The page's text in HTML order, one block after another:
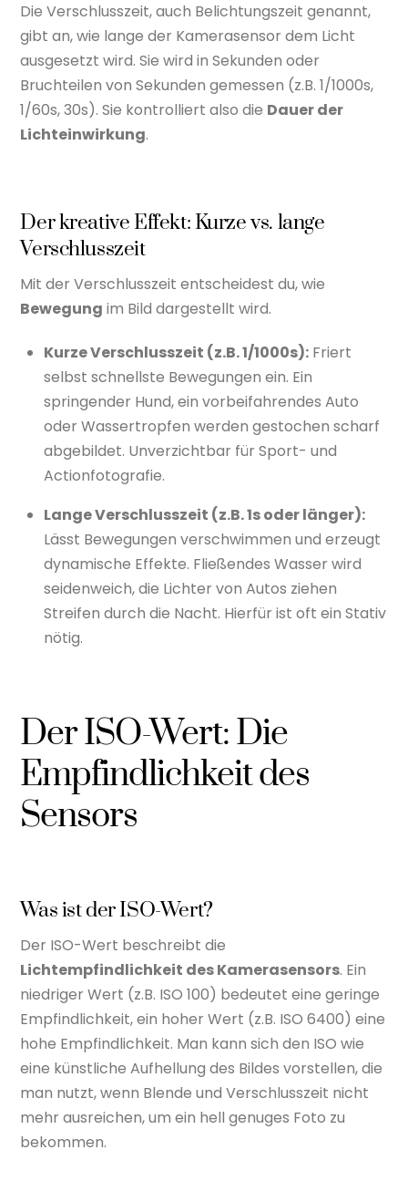
Die Verschlusszeit, auch Belichtungszeit genannt,
gibt an, wie lange der Kamerasensor dem Licht
ausgesetzt wird. Sie wird in Sekunden oder
Bruchteilen von Sekunden gemessen (z.B. 1/1000s,
1/60s, 30s). Sie kontrolliert also die Dauer der
Lichteinwirkung.
Der kreative Effekt: Kurze vs. lange
Verschlusszeit
Mit der Verschlusszeit entscheidest du, wie
Bewegung im Bild dargestellt wird.
Kurze Verschlusszeit (z.B. 1/1000s): Friert
selbst schnellste Bewegungen ein. Ein
springender Hund, ein vorbeifahrendes Auto
oder Wassertropfen werden gestochen scharf
abgebildet. Unverzichtbar für Sport- und
Actionfotografie.
Lange Verschlusszeit (z.B. 1s oder länger):
Lässt Bewegungen verschwimmen und erzeugt
dynamische Effekte. Fließendes Wasser wird
seidenweich, die Lichter von Autos ziehen
Streifen durch die Nacht. Hierfür ist oft ein Stativ
nötig.
Der ISO-Wert: Die
Empfindlichkeit des
Sensors
Was ist der ISO-Wert?
Der ISO-Wert beschreibt die
Lichtempfindlichkeit des Kamerasensors. Ein
niedriger Wert (z.B. ISO 100) bedeutet eine geringe
Empfindlichkeit, ein hoher Wert (z.B. ISO 6400) eine
hohe Empfindlichkeit. Man kann sich den ISO wie
eine künstliche Aufhellung des Bildes vorstellen, die
man nutzt, wenn Blende und Verschlusszeit nicht
mehr ausreichen, um ein hell genuges Foto zu
bekommen.